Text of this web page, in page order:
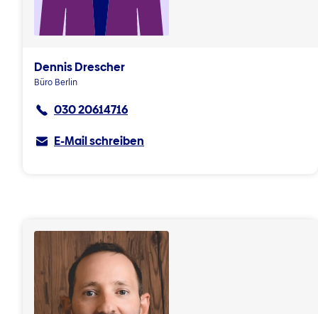
Dennis Drescher
Büro Berlin
030 20614716
E-Mail schreiben